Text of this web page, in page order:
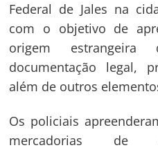
Federal de Jales na
com o objetivo de
origem estrangeira
documentação legal,
além de outros
Os policiais
mercadorias de